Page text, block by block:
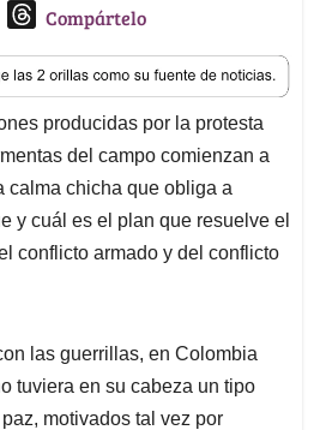
T
r
e
a
d
s
Compártelo
producidas por la protesta
del campo comienzan a
calma chicha que obliga a
y cuál es el plan que resuelve el
conflicto armado y del conflicto
las guerrillas, en Colombia
tuviera en su cabeza un tipo
motivados tal vez por